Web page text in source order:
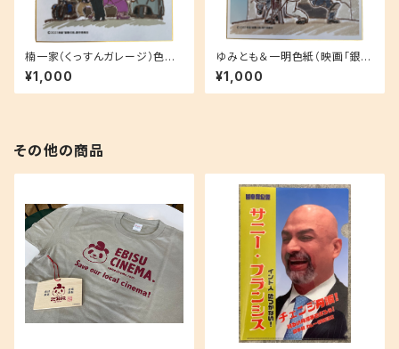
楠一家（くっすんガレージ）色紙
（映画「銀幕の詩」限定品)
¥1,000
ゆみとも＆一明色紙（映画「銀幕
の詩」限定品)
¥1,000
その他の商品